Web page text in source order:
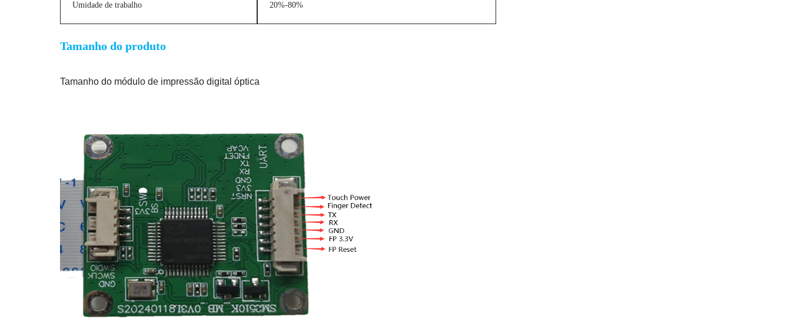
Umidade de trabalho 20%-80%
Tamanho do produto
Tamanho do módulo de impressão digital óptica